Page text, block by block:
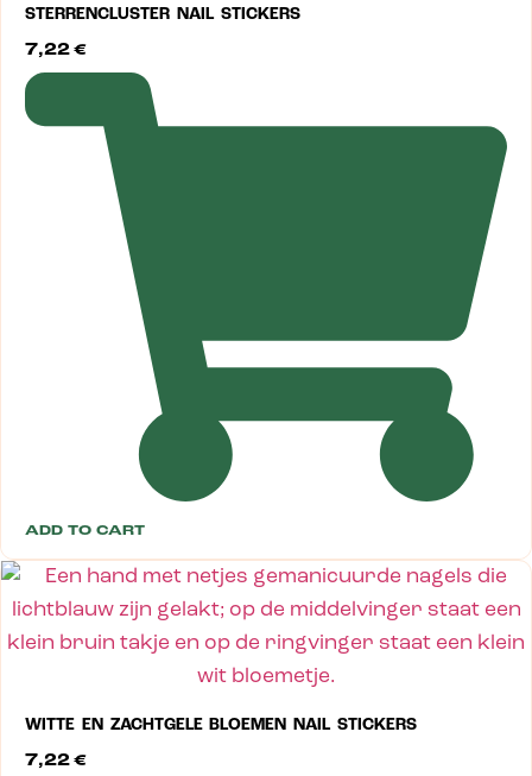
STERRENCLUSTER NAIL STICKERS
7,22 €
ADD TO CART
WITTE EN ZACHTGELE BLOEMEN NAIL STICKERS
7,22 €